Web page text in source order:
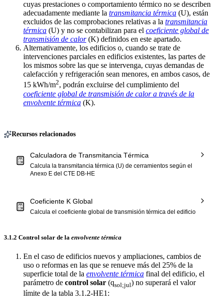
cuyas prestaciones o comportamiento térmico no se describen
adecuadamente mediante la transmitancia térmica (U), están
excluidos de las comprobaciones relativas a la transmitancia
térmica (U) y no se contabilizan para el coeficiente global de
transmisión de calor(K) definidos en este apartado.
Alternativamente, los edificios o, cuando se trate de
intervenciones parciales en edificios existentes, las partes de
los mismos sobre las que se intervenga, cuyas demandas de
calefacción y refrigeración sean menores, en ambos casos, de
15 kWh/m2, podrán excluirse del cumplimiento del
coeficiente global de transmisión de calor a través de la
envolvente térmica (K).
Recursos relacionados
Calculadora de Transmitancia Térmica
Calcula la transmitancia térmica (U) de cerramientos según el
Anexo E del CTE DB-HE
Coeficiente K Global
Calcula el coeficiente global de transmisión térmica del edificio
3.1.2 Control solar de la envolvente térmica
En el caso de edificios nuevos y ampliaciones, cambios de
uso o reformas en las que se renueve más del 25% de la
superficie total de la envolvente térmica final del edificio, el
parámetro de control solar (qsol;jul) no superará el valor
límite de la tabla 3.1.2-HE1: